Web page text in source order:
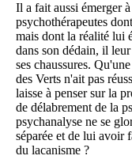
Il a fait aussi émerger
psychothérapeutes
mais dont la réalité lui
dans son dédain, il
ses chaussures.
des Verts n'ait pas
laisse à penser sur la
de délabrement de la
psychanalyse ne se
séparée et de lui avoir
du lacanisme ?